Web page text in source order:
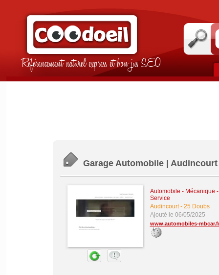
Référencement naturel express et bon jus SEO
Garage Automobile | Audincourt
Automobile - Mécanique
Service
Audincourt- 25 Doubs
Ajouté le 06/05/2025
www.automobiles-